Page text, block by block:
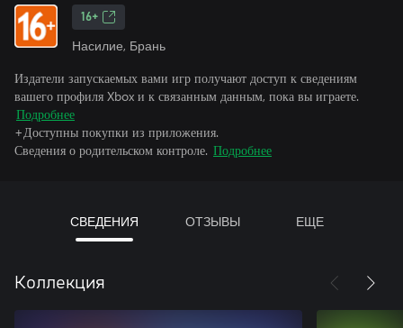
16+
Насилие, Брань
Издатели запускаемых вами игр получают доступ к сведениям
вашего профиля Xbox и к связанным данным, пока вы играете.
Подробнее
+Доступны покупки из приложения.
Сведения о родительском контроле. Подробнее
СВЕДЕНИЯ ОТЗЫВЫ ЕЩЕ
Коллекция